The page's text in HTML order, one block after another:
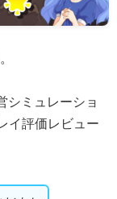
シミュレーショ
イ評価レビュー